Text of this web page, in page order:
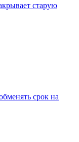
старую
срок на